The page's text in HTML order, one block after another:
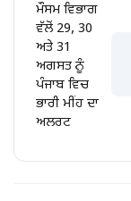
ਮੌਸਮ ਵਿਭਾਗ
ਵੱਲੋਂ 29, 30
ਅਤੇ 31
ਅਗਸਤ ਨੂੰ
ਪੰਜਾਬ ਵਿਚ
ਭਾਰੀ ਮੀਂਹ ਦਾ
ਅਲਰਟ